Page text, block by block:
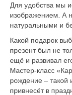
Для удобства мы
изображением. А
натуральными и
Какой подарок
презент был не
ещё и развивал
Мастер-класс
рождение – такой
привнесёт в